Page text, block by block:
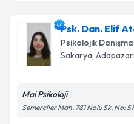
Uzm. Psk. Dan.
takvimi talebi oluşturun.
almanız için bir takvim
bilgilendireceğiz.
Psk. Dan. Elif
Psikolojik
Sakarya, Adapazarı
Mai Psikoloji
Semerciler Mah. 781 Nolu Sk. No: 5